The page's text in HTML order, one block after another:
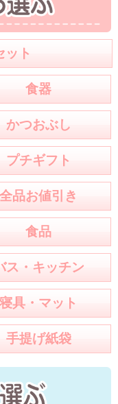
ット
食器
かつおぶし
プチギフト
全品お値引き
食品
ス・キッチン
寝具・マット
手提げ紙袋